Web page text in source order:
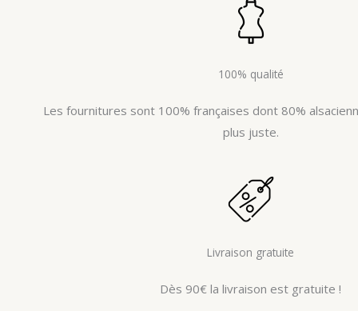
100% qualité
Les fournitures sont 100% françaises dont 80%
plus juste.
Livraison gratuite
Dès 90€ la livraison est gratuite !